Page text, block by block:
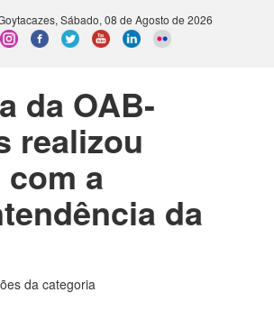
Sábado, 08 de Agosto de 2026
da OAB-
realizou
a
da
da categoria